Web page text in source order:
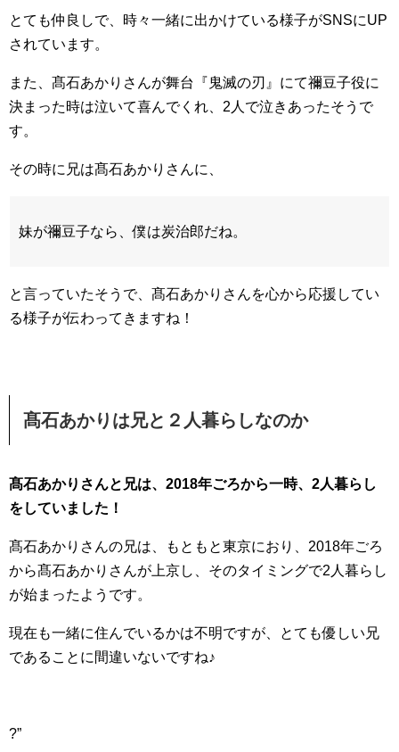
とても仲良しで、時々一緒に出かけている様子がSNSにUP
されています。
また、髙石あかりさんが舞台『鬼滅の刃』にて禰豆子役に
決まった時は泣いて喜んでくれ、2人で泣きあったそうで
す。
その時に兄は髙石あかりさんに、
妹が禰豆子なら、僕は炭治郎だね。
と言っていたそうで、髙石あかりさんを心から応援してい
る様子が伝わってきますね！
髙石あかりは兄と２人暮らしなのか
髙石あかりさんと兄は、2018年ごろから一時、2人暮らし
をしていました！
髙石あかりさんの兄は、もともと東京におり、2018年ごろ
から髙石あかりさんが上京し、そのタイミングで2人暮らし
が始まったようです。
現在も一緒に住んでいるかは不明ですが、とても優しい兄
であることに間違いないですね♪
?”